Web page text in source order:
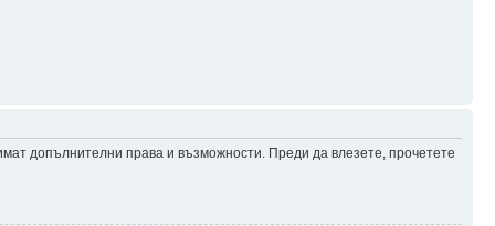
допълнителни права и възможности. Преди да влезете, прочетете